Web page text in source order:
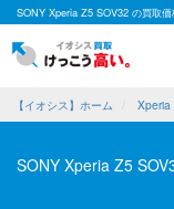
SONY Xperia Z5 SOV32 の買取価
【イオシス】ホーム Xperia
SONY Xperia Z5